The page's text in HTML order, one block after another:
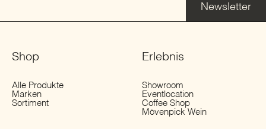
Newsletter
Shop
Alle Produkte
Marken
Sortiment
Erlebnis
Showroom
Eventlocation
Coffee Shop
Mövenpick Wein